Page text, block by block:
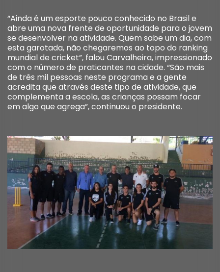
“Ainda é um esporte pouco conhecido no Brasil e
abre uma nova frente de oportunidade para o jovem
se desenvolver na atividade. Quem sabe um dia, com
esta garotada, não chegaremos ao topo do ranking
mundial de cricket”, falou Carvalheira, impressionado
com o número de praticantes na cidade. “São mais
de três mil pessoas neste programa e a gente
acredita que através deste tipo de atividade, que
complementa a escola, as crianças possam focar
em algo que agrega”, continuou o presidente.